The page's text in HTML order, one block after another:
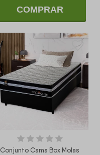
COMPRAR
Conjunto Cama Box Molas